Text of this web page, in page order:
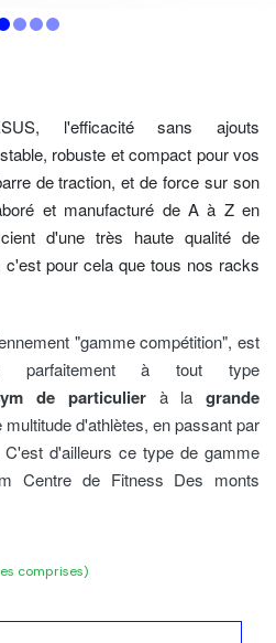
l'efficacité sans ajouts
robuste et compact pour vos
de traction, et de force sur son
et manufacturé de A à Z en
d'une très haute qualité de
c'est pour cela que tous nos racks
"gamme compétition", est
parfaitement à tout type
de particulierà la grande
multitude d'athlètes, en passant par
C'est d'ailleurs ce type de gamme
Centre de Fitness Des monts
comprises)